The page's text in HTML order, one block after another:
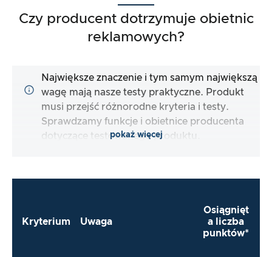
Czy producent dotrzymuje obietnic
reklamowych?
Największe znaczenie i tym samym największą
wagę mają nasze testy praktyczne. Produkt
musi przejść różnorodne kryteria i testy.
Sprawdzamy funkcje i obietnice producenta
dotyczące testowanego produktu.
pokaż więcej
Kryterium Uwaga
Osiągnięt
a liczba
punktów*